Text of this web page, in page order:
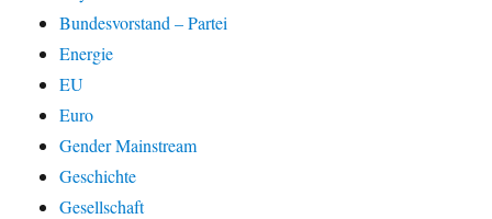
Bundesvorstand – Partei
Energie
EU
Euro
Gender Mainstream
Geschichte
Gesellschaft